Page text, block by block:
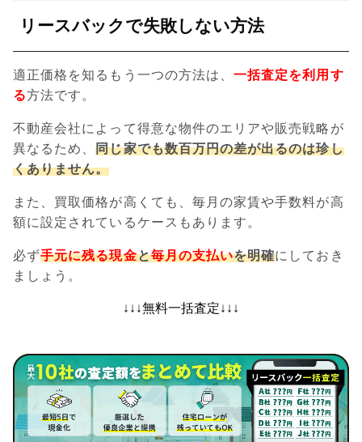
リースバックで失敗しない方法
適正価格を知るもう一つの方法は、一括査定を利用す
る方法です。
不動産会社によって得意な物件のエリアや販売戦略が
異なるため、同じ家でも数百万円の差が出るのは珍し
くありません。
また、買取価格が高くても、毎月の家賃や手数料が高
額に設定されているケースもあります。
必ず手元に残る現金と毎月の支払いを明確にしておき
ましょう。
↓↓↓無料一括査定↓↓↓